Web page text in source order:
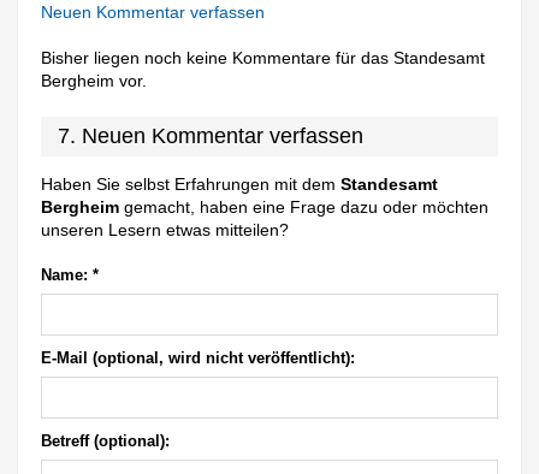
Neuen Kommentar verfassen
Bisher liegen noch keine Kommentare für das Standesamt
Bergheim vor.
7. Neuen Kommentar verfassen
Haben Sie selbst Erfahrungen mit demStandesamt
Bergheim gemacht, haben eine Frage dazu oder möchten
unseren Lesern etwas mitteilen?
Name: *
E-Mail (optional, wird nicht veröffentlicht):
Betreff (optional):